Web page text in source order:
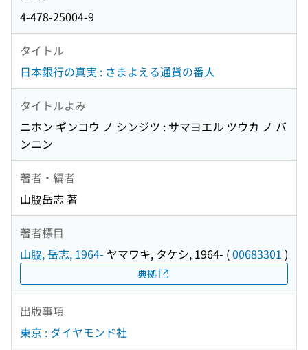
4-478-25004-9
タイトル
日本銀行の真実 : さまよえる通貨の番人
タイトルよみ
ニホン ギンコウ ノ シンジツ : サマヨエル ツウカ ノ バ
ンニン
著者・編者
山脇岳志 著
著者標目
山脇, 岳志, 1964- ヤマワキ, タケシ, 1964- (00683301 )
典拠
出版事項
東京 : ダイヤモンド社